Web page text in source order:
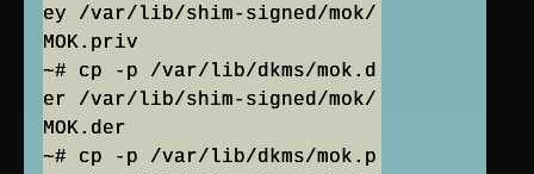
ey /var/lib/shim-signed/mok/
MOK.priv
~# cp -p /var/lib/dkms/mok.d
er /var/lib/shim-signed/mok/
MOK.der
~# cp -p /var/lib/dkms/mok.p